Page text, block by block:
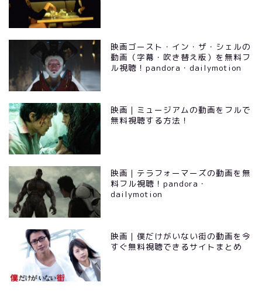
映画ゴースト・イン・ザ・シェルの
動画（字幕・吹き替え版）を無料フ
ル視聴！pandora・dailymotion
映画｜ミュージアムの動画をフルで
無料視聴する方法！
映画｜テラフォーマーズの動画を無
料フル視聴！pandora・
dailymotion
映画｜僕だけがいない街の動画を今
すぐ無料視聴できるサイトまとめ